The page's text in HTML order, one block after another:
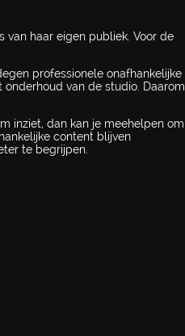
haar eigen publiek. Voor de
professionele onafhankelijke
van de studio. Daarom
inziet, dan kan je meehelpen om
content blijven
te begrijpen.